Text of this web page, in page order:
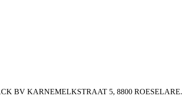
BV KARNEMELKSTRAAT 5, 8800 ROESELARE.